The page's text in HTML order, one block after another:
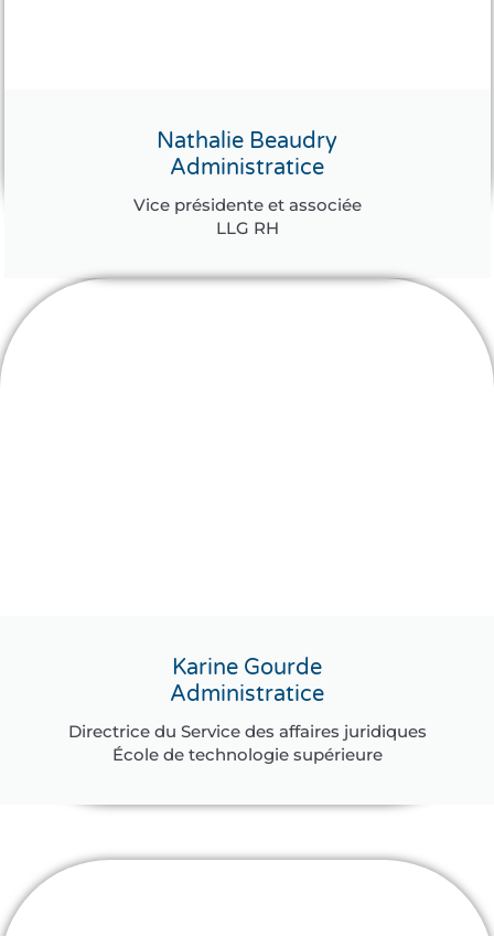
Nathalie Beaudry
Administratice
Vice présidente et associée
LLG RH
Karine Gourde
Administratice
Directrice du Service des affaires juridiques
École de technologie supérieure